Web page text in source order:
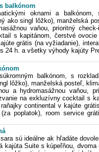
balkónom
oknami a balkónom,
ako singl lôžko), manželská
vaňou, prioritný
s kapitánom, čerstvé
grátis (na vyžiadanie),
24 h. a všetky výhody kajúty
balkónom, s
lôžko), manželská posteľ,
a hydromasážnou vaňou,
na exkluzívny cocktail s
continental v kajúte
poplatok), room service
sú ideálne ak hľadáte
kajúta Suite s kúpeľňou, dvoma